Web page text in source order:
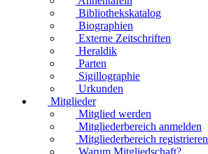
Bibliothekskatalog
Biographien
Externe Zeitschriften
Heraldik
Parten
Sigillographie
Urkunden
Mitglieder
Mitglied werden
Mitgliederbereich anmelden
Mitgliederbereich registrieren
Warum Mitgliedschaft?